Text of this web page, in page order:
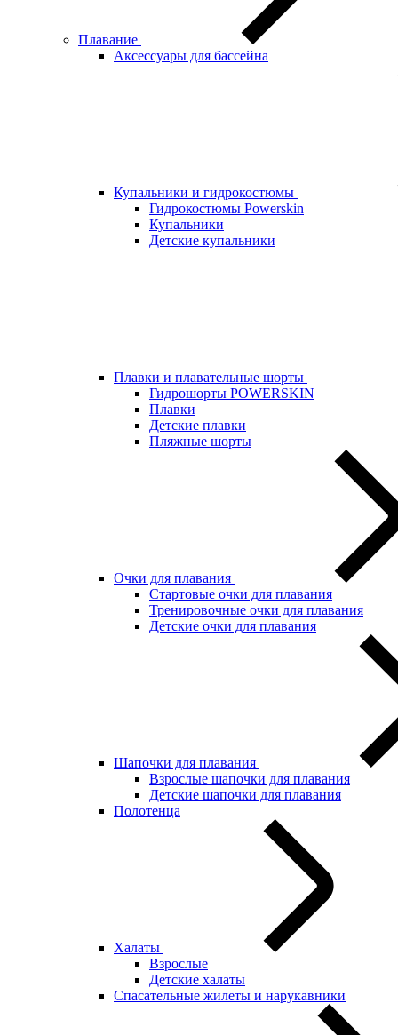
Плавание
Аксессуары для бассейна
Купальники и гидрокостюмы
Гидрокостюмы Powerskin
Купальники
Детские купальники
Плавки и плавательные шорты
Гидрошорты POWERSKIN
Плавки
Детские плавки
Пляжные шорты
Очки для плавания
Стартовые очки для плавания
Тренировочные очки для плавания
Детские очки для плавания
Шапочки для плавания
Взрослые шапочки для плавания
Детские шапочки для плавания
Полотенца
Халаты
Взрослые
Детские халаты
Спасательные жилеты и нарукавники